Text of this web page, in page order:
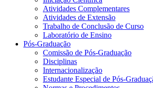
Atividades Complementares
Atividades de Extensão
Trabalho de Conclusão de Curso
Laboratório de Ensino
Pós-Graduação
Comissão de Pós-Graduação
Disciplinas
Internacionalização
Estudante Especial de Pós-